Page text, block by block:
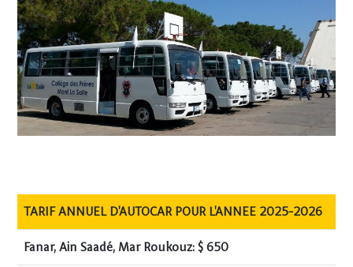
TARIF ANNUEL D'AUTOCAR POUR L'ANNEE 2025-2026
Fanar, Ain Saadé, Mar Roukouz: $ 650